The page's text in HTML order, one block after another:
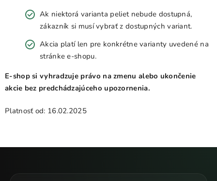
Ak niektorá varianta peliet nebude dostupná,
zákazník si musí vybrať z dostupných variant.
Akcia platí len pre konkrétne varianty uvedené na
stránke e-shopu.
E-shop si vyhradzuje právo na zmenu alebo ukončenie
akcie bez predchádzajúceho upozornenia.
Platnosť od: 16.02.2025